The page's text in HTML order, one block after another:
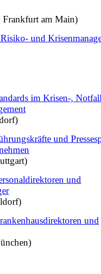
Frankfurt am Main)
und
im Krisen-,
und
und
und